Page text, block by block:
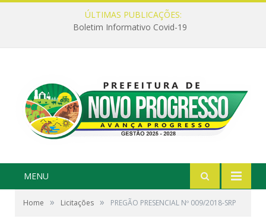
ÚLTIMAS PUBLICAÇÕES:
Boletim Informativo Covid-19
MENU
Home » Licitações » PREGÃO PRESENCIAL Nº 009/2018-SRP